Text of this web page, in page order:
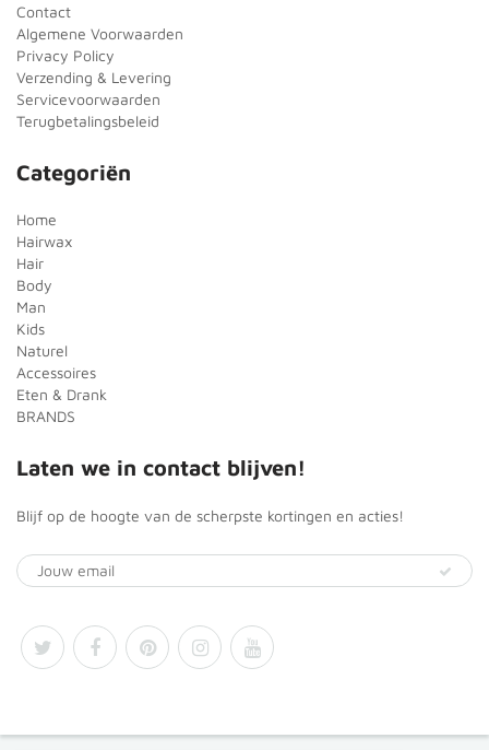
Contact
Algemene Voorwaarden
Privacy Policy
Verzending & Levering
Servicevoorwaarden
Terugbetalingsbeleid
Categoriën
Home
Hairwax
Hair
Body
Man
Kids
Naturel
Accessoires
Eten & Drank
BRANDS
Laten we in contact blijven!
Blijf op de hoogte van de scherpste kortingen en acties!